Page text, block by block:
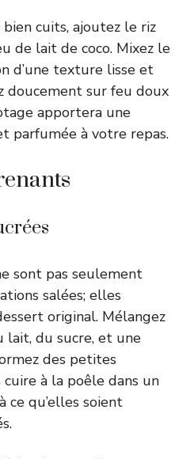
cuits, ajoutez le riz
de lait de coco. Mixez le
d’une texture lisse et
doucement sur feu doux
apportera une
parfumée à votre repas.
sont pas seulement
salées; elles
original. Mélangez
lait, du sucre, et une
des petites
à la poêle dans un
ce qu’elles soient